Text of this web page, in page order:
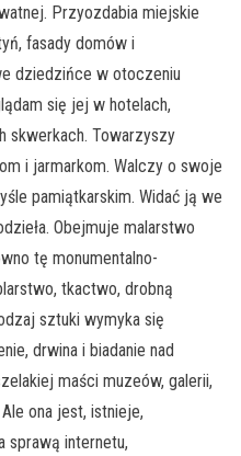
Przyozdabia miejskie
fasady domów i
dziedzińce w otoczeniu
się jej w hotelach,
skwerkach. Towarzyszy
i jarmarkom. Walczy o swoje
pamiątkarskim. Widać ją we
Obejmuje malarstwo
tę monumentalno-
tkactwo, drobną
sztuki wymyka się
drwina i biadanie nad
maści muzeów, galerii,
ona jest, istnieje,
sprawą internetu,